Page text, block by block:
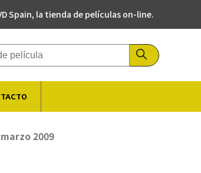
Spain, la tienda de películas on-line.
de productos
2009